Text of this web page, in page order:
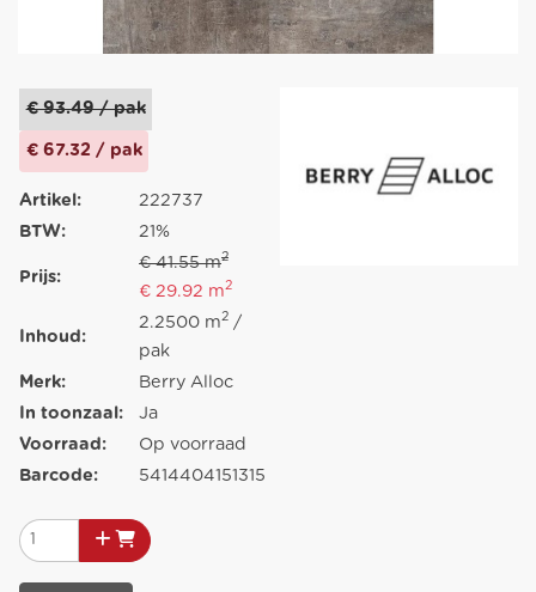
€ 93.49 / pak
€ 67.32 / pak
Artikel:
222737
BTW:
21%
Prijs:
€ 41.55 m2
€ 29.92 m2
Inhoud:
2.2500 m2 /
pak
Merk:
Berry Alloc
In toonzaal:
Ja
Voorraad:
Op voorraad
Barcode:
5414404151315